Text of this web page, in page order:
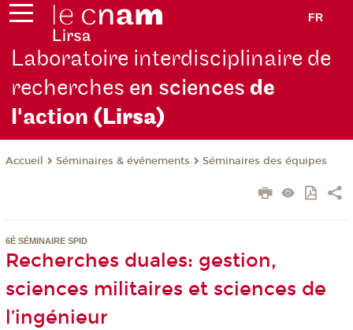
FR
Laboratoire interdisciplinaire de
recherches en sciencesde
l'action (Lirsa)
Accueil Séminaires & événements Séminaires des équipes
6É SÉMINAIRE SPID
Recherches duales: gestion,
sciences militaires et sciences de
l’ingénieur